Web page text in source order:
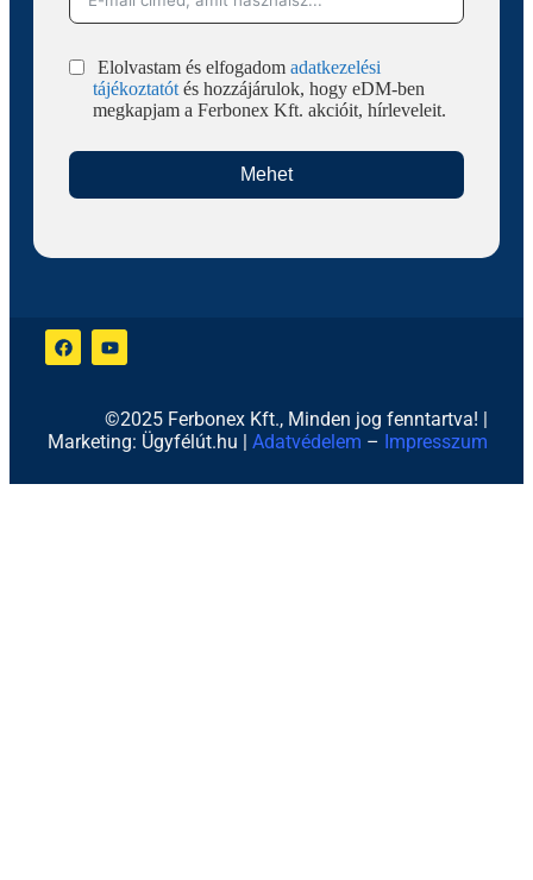
Elolvastam és elfogadom adatkezelési
tájékoztatót és hozzájárulok, hogy eDM-ben
megkapjam a Ferbonex Kft. akcióit, hírleveleit.
Mehet
©2025 Ferbonex Kft., Minden jog fenntartva! |
Marketing: Ügyfélút.hu | Adatvédelem – Impresszum